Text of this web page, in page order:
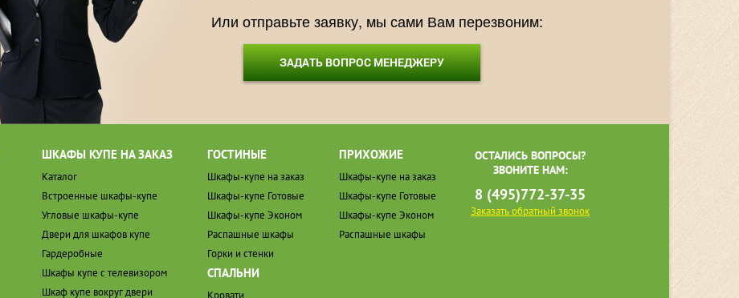
Или отправьте заявку, мы сами Вам перезвоним:
ЗАДАТЬ ВОПРОС МЕНЕДЖЕРУ
ШКАФЫ КУПЕ НА ЗАКАЗ
Каталог
Встроенные шкафы-купе
Угловые шкафы-купе
Двери для шкафов купе
Гардеробные
Шкафы купе с телевизором
Шкаф купе вокруг двери
ГОСТИНЫЕ
Шкафы-купе на заказ
Шкафы-купе Готовые
Шкафы-купе Эконом
Распашные шкафы
Горки и стенки
СПАЛЬНИ
Кровати
ПРИХОЖИЕ
Шкафы-купе на заказ
Шкафы-купе Готовые
Шкафы-купе Эконом
Распашные шкафы
ОСТАЛИСЬ ВОПРОСЫ?
ЗВОНИТЕ НАМ:
8 (495)772-37-35
Заказать обратный звонок